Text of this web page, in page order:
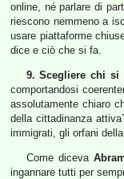
online, né parlare di
riescono nemmeno a
usare piattaforme
dice e ciò che si fa.
9. Scegliere chi si
comportandosi
assolutamente chiaro
della cittadinanza
immigrati, gli orfani
Come diceva
ingannare tutti per